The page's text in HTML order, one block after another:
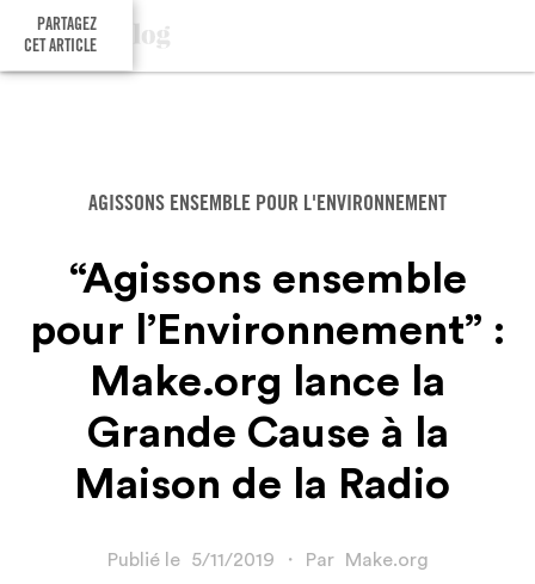
PARTAGEZ
CET ARTICLE
AGISSONS ENSEMBLE POUR L'ENVIRONNEMENT
“Agissons ensemble
pour l’Environnement” :
Make.org lance la
Grande Cause à la
Maison de la Radio
Publié le 5/11/2019 ・ Par Make.org